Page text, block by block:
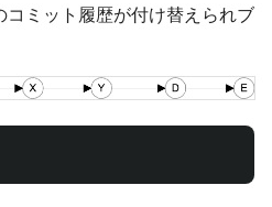
ミット履歴が付け替えられブ